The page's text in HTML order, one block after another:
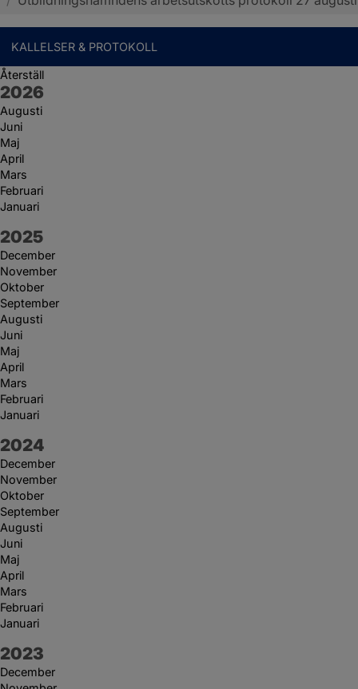
KALLELSER & PROTOKOLL
Återställ
År:
2026
Augusti
Juni
Maj
April
Mars
Februari
Januari
År:
2025
December
November
Oktober
September
Augusti
Juni
Maj
April
Mars
Februari
Januari
År:
2024
December
November
Oktober
September
Augusti
Juni
Maj
April
Mars
Februari
Januari
År:
2023
December